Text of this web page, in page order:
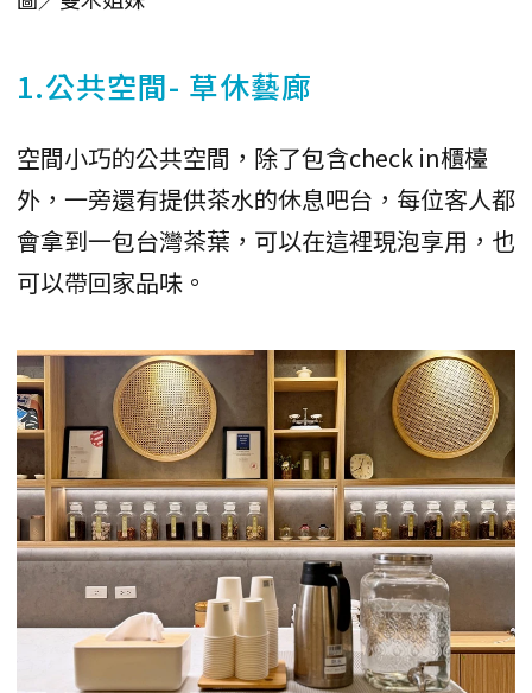
1.公共空間- 草休藝廊
空間小巧的公共空間，除了包含check in櫃檯
外，一旁還有提供茶水的休息吧台，每位客人都
會拿到一包台灣茶葉，可以在這裡現泡享用，也
可以帶回家品味。